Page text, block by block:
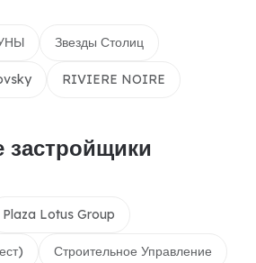
Звезды Столиц
RIVIERE NOIRE
Plaza Lotus Group
Строительное Управление